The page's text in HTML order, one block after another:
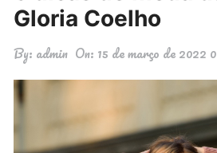
Gloria Coelho
By: admin On: 15 de março de 2022